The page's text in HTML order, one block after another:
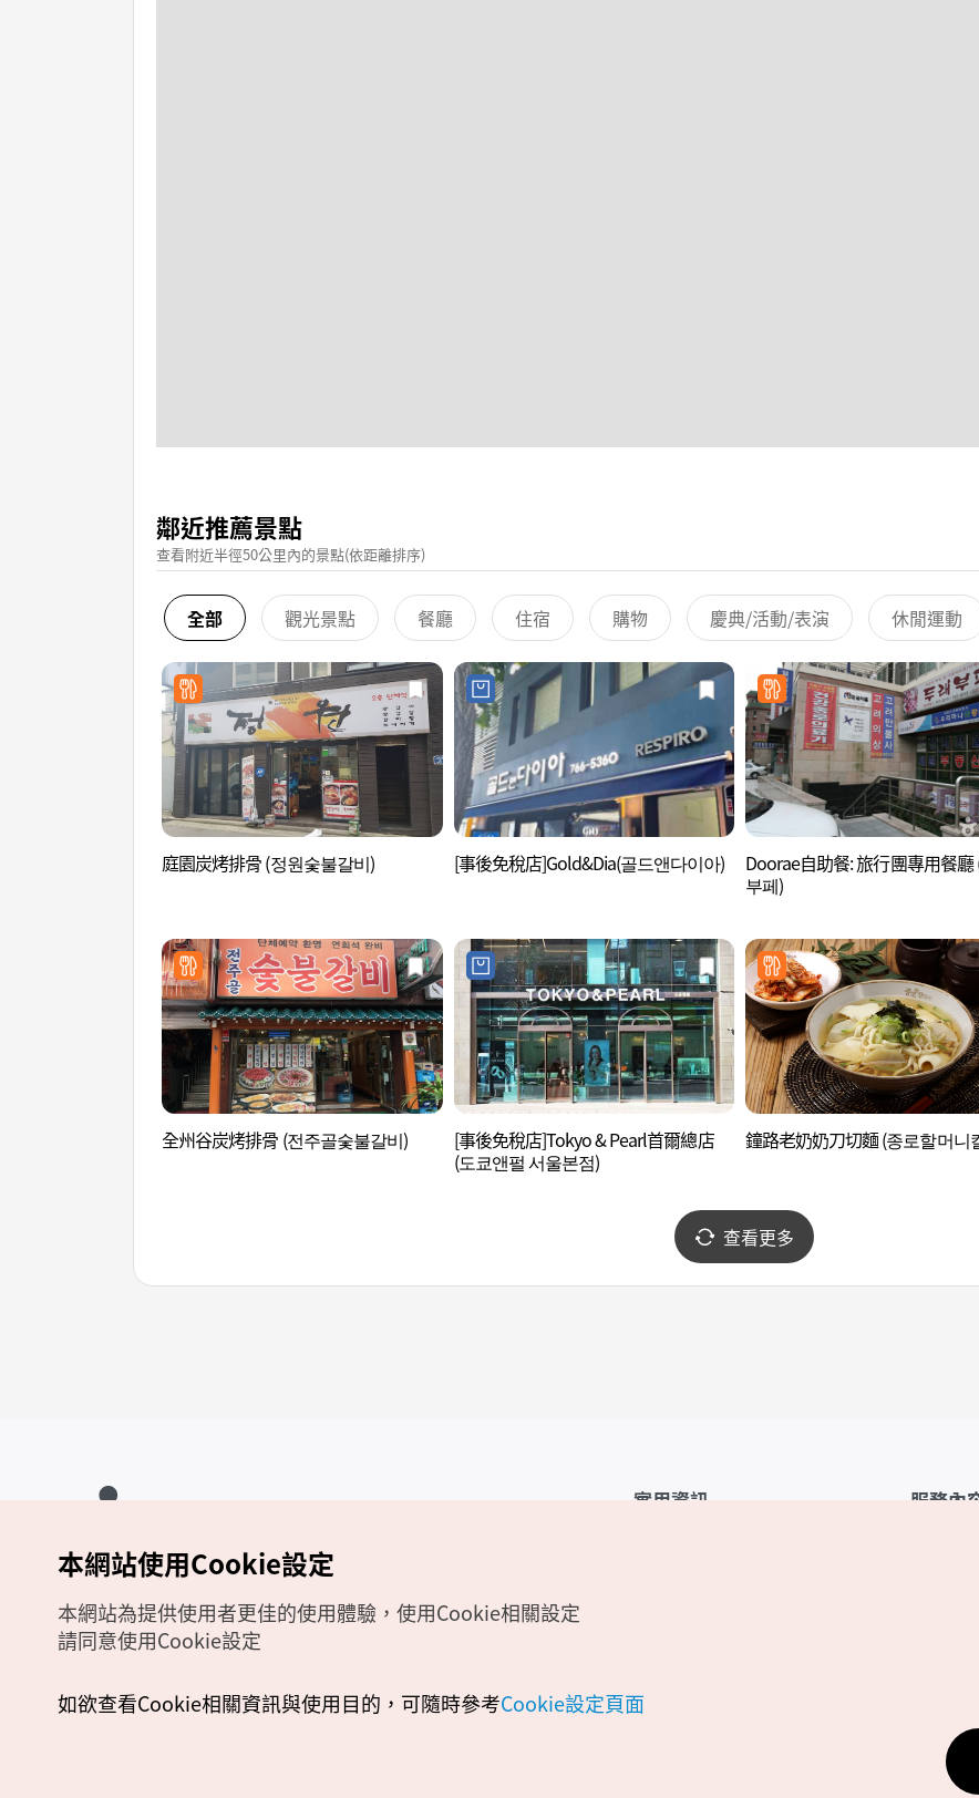
鄰近推薦景點
查看附近半徑50公里內的景點(依距離排序)
全部 觀光景點 餐廳 住宿 購物 慶典/活動/表演 休閒運動
庭園炭烤排骨 (정원숯불갈비) [事後免稅店]Gold&Dia(골드앤다이아)
Doorae自助餐: 旅行團專用餐廳
부페)
全州谷炭烤排骨 (전주골숯불갈비)
[事後免稅店]Tokyo & Pearl首爾總店
(도쿄앤펄 서울본점)
鐘路老奶奶刀切麵 (종로할머니
查看更多
實用資訊 服務內
位置資
個人位
Copyrights (c) 韓國觀光公社版權所有
如有相關疑問或建議，歡迎來信至官方信箱
本網站使用Cookie設定
本網站為提供使用者更佳的使用體驗，使用Cookie相關設定
請同意使用Cookie設定
如欲查看Cookie相關資訊與使用目的，可隨時參考Cookie設定頁面